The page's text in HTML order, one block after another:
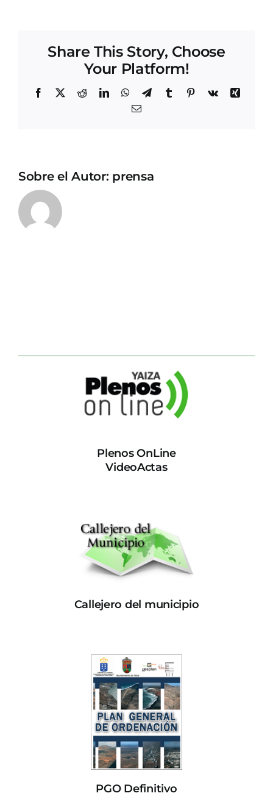
Share This Story, Choose
Your Platform!
Facebook
X RedditLinkedInWhatsApp
TelegramTumblrPinterest
Vk
Xing
Correo
Sobre el Autor: prensa
Plenos OnLine
VideoActas
Callejero del municipio
PGO Definitivo